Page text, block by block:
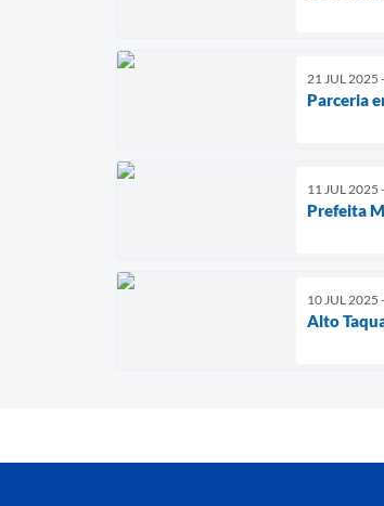
21 JUL 2025
Parceria
11 JUL 2025
Prefeita
10 JUL 2025
Alto